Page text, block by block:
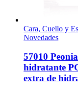
Cara, Cuello y
Novedades
57010
hidratante
extra de